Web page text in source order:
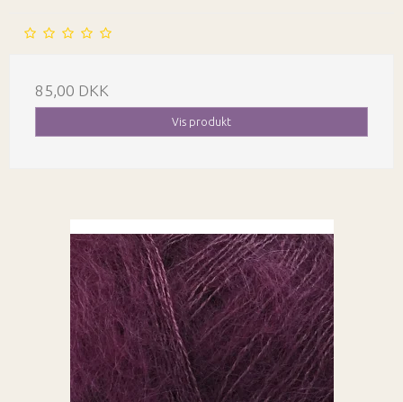
85,00 DKK
Vis produkt